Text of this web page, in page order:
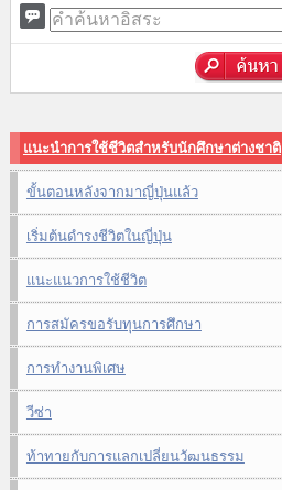
แนะนำการใช้ชีวิตสำหรับนักศึกษาต่างชาติ
ขั้นตอนหลังจากมาญี่ปุ่นแล้ว
เริ่มต้นดำรงชีวิตในญี่ปุ่น
แนะแนวการใช้ชีวิต
การสมัครขอรับทุนการศึกษา
การทำงานพิเศษ
วีซ่า
ท้าทายกับการแลกเปลี่ยนวัฒนธรรม